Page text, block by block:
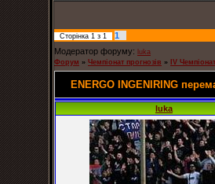
Сторінка 1 з 1
1
Модератор форуму: luka
Форум » Чемпіонат прогнозів » IV
ENERGO INGENIRING
luka